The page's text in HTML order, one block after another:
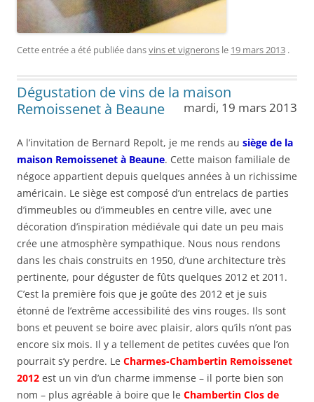
Cette entrée a été publiée dansvins et vignerons le 19 mars 2013 .
Dégustation de vins de la maison
Remoissenet à Beaune
mardi, 19 mars 2013
A l’invitation de Bernard Repolt, je me rends au siège de la
maison Remoissenet à Beaune. Cette maison familiale de
négoce appartient depuis quelques années à un richissime
américain. Le siège est composé d’un entrelacs de parties
d’immeubles ou d’immeubles en centre ville, avec une
décoration d’inspiration médiévale qui date un peu mais
crée une atmosphère sympathique. Nous nous rendons
dans les chais construits en 1950, d’une architecture très
pertinente, pour déguster de fûts quelques 2012 et 2011.
C’est la première fois que je goûte des 2012 et je suis
étonné de l’extrême accessibilité des vins rouges. Ils sont
bons et peuvent se boire avec plaisir, alors qu’ils n’ont pas
encore six mois. Il y a tellement de petites cuvées que l’on
pourrait s’y perdre. Le Charmes-Chambertin Remoissenet
2012 est un vin d’un charme immense – il porte bien son
nom – plus agréable à boire que le Chambertin Clos de